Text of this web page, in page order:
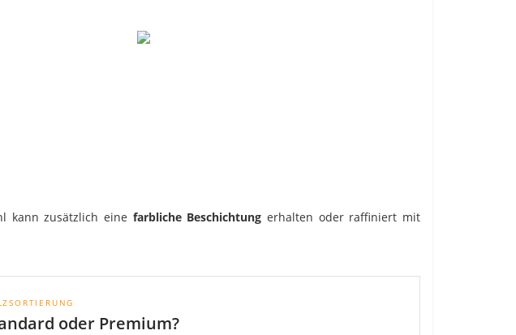
kann zusätzlich eine farbliche Beschichtung erhalten oder raffiniert mit
oder Premium?